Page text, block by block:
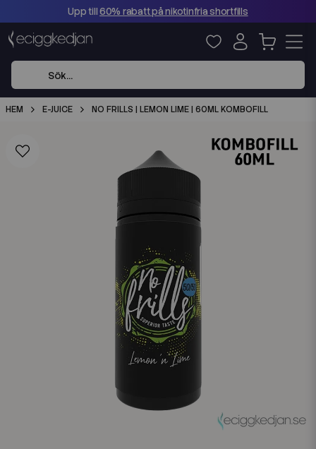
Upp till60% rabatt på nikotinfria shortfills
HEM E-JUICE NO FRILLS | LEMON LIME | 60ML KOMBOFILL